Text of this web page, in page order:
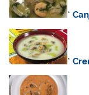
*
*